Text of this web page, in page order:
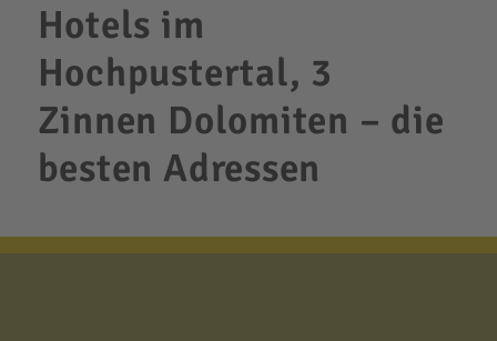
Hotels im
Hochpustertal, 3
Zinnen Dolomiten – die
besten Adressen